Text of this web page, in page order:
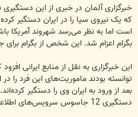
خبرگزاری آلمان در خبری از این
که یک نیروی سیا را در ایران دستگیر
است اما به نظر می‌رسد شهروند آمریکا
بگرام اعزام شد. این شخص از بگرام برای
این خبرگزاری به نقل از منابع ایرانی
توانسته بودند ماموریت‌های این فرد را
بعد از ورود به ایران وی را دستگیر
دستگیری 12 جاسوس سرویس‌های اطلاعاتی غربی از جمله سیا داده بود.